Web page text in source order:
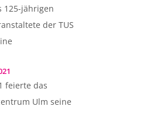
125-jährigen
der TUS
feierte das
Ulm seine